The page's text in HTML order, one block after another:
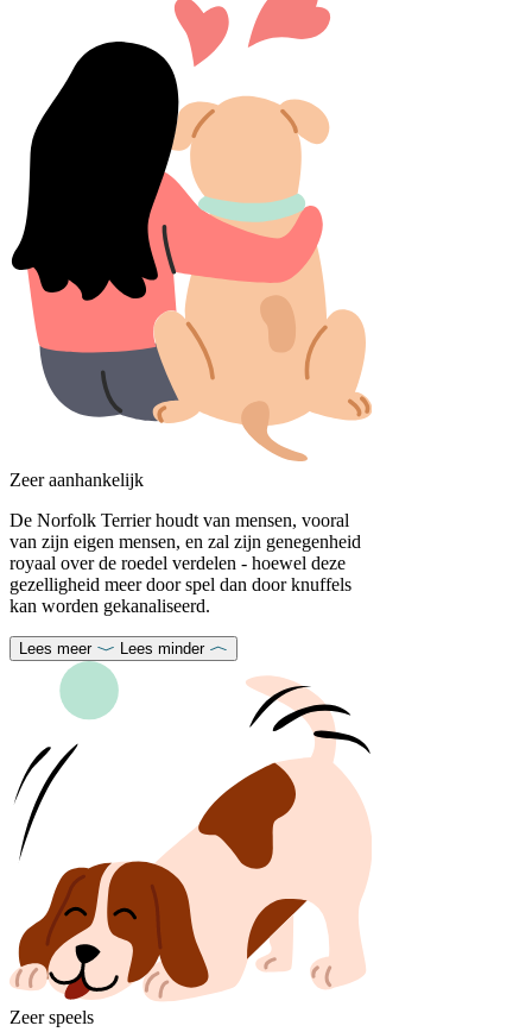
Zeer aanhankelijk
De Norfolk Terrier houdt van mensen, vooral
van zijn eigen mensen, en zal zijn genegenheid
royaal over de roedel verdelen - hoewel deze
gezelligheid meer door spel dan door knuffels
kan worden gekanaliseerd.
Lees meer Lees minder
Zeer speels